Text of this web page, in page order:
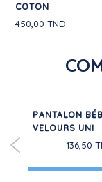
COTON
450,00 TND
PANTALON
VELOURS UNI
136,50